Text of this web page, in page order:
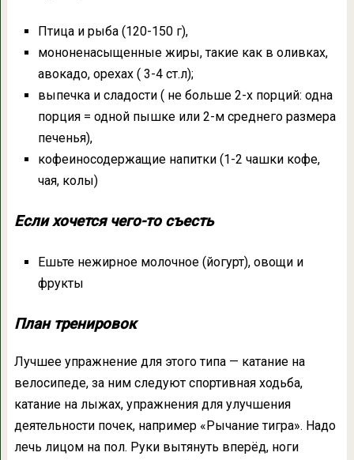
Птица и рыба (120-150 г),
мононенасыщенные жиры, такие как в оливках,
авокадо, орехах ( 3-4 ст.л);
выпечка и сладости ( не больше 2-х порций: одна
порция = одной пышке или 2-м среднего размера
печенья),
кофеиносодержащие напитки (1-2 чашки кофе,
чая, колы)
Если хочется чего-то съесть
Ешьте нежирное молочное (йогурт), овощи и
фрукты
План тренировок
Лучшее упражнение для этого типа — катание на
велосипеде, за ним следуют спортивная ходьба,
катание на лыжах, упражнения для улучшения
деятельности почек, например «Рычание тигра». Надо
лечь лицом на пол. Руки вытянуть вперёд, ноги